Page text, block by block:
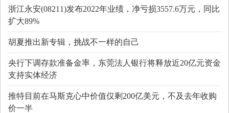
浙江永安(08211)发布2022年业绩，净亏损3557.6万元，同比
扩大89%
胡夏推出新专辑，挑战不一样的自己
央行下调存款准备金率，东莞法人银行将释放近20亿元资金
支持实体经济
推特目前在马斯克心中价值仅剩200亿美元，不及去年收购
价一半